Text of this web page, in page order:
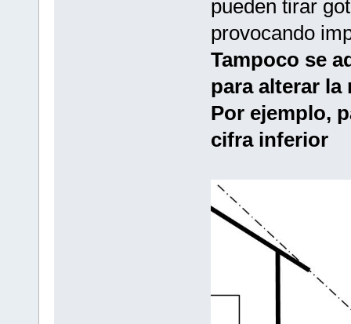
pueden tirar
provocando
Tampoco se
para alterar
Por ejemplo,
cifra inferior